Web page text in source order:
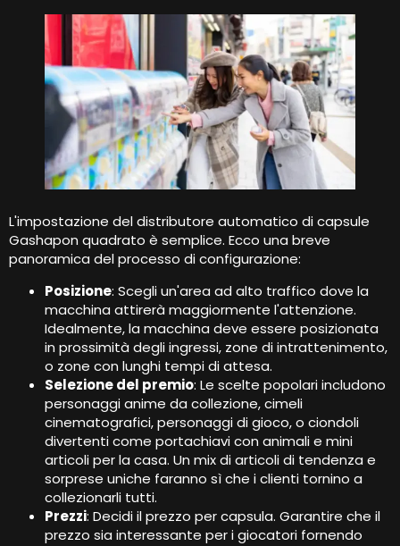
L'impostazione del distributore automatico di capsule
Gashapon quadrato è semplice. Ecco una breve
panoramica del processo di configurazione:
Posizione: Scegli un'area ad alto traffico dove la
macchina attirerà maggiormente l'attenzione.
Idealmente, la macchina deve essere posizionata
in prossimità degli ingressi, zone di intrattenimento,
o zone con lunghi tempi di attesa.
Selezione del premio: Le scelte popolari includono
personaggi anime da collezione, cimeli
cinematografici, personaggi di gioco, o ciondoli
divertenti come portachiavi con animali e mini
articoli per la casa. Un mix di articoli di tendenza e
sorprese uniche faranno sì che i clienti tornino a
collezionarli tutti.
Prezzi: Decidi il prezzo per capsula. Garantire che il
prezzo sia interessante per i giocatori fornendo